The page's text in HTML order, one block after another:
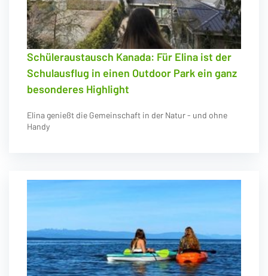
Schüleraustausch Kanada: Für Elina ist der
Schulausflug in einen Outdoor Park ein ganz
besonderes Highlight
Elina genießt die Gemeinschaft in der Natur - und ohne
Handy